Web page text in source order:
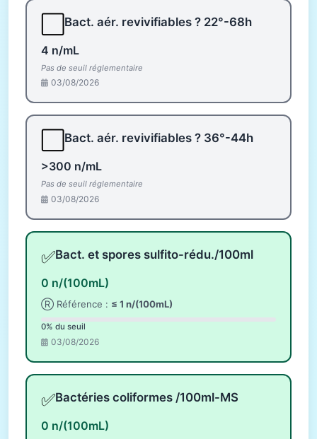
Bact. aér. revivifiables ? 22°-68h
4 n/mL
Pas de seuil réglementaire
03/08/2026
Bact. aér. revivifiables ? 36°-44h
>300 n/mL
Pas de seuil réglementaire
03/08/2026
✅Bact. et spores sulfito-rédu./100ml
0 n/(100mL)
Ⓡ Référence : ≤ 1 n/(100mL)
0% du seuil
03/08/2026
✅Bactéries coliformes /100ml-MS
0 n/(100mL)